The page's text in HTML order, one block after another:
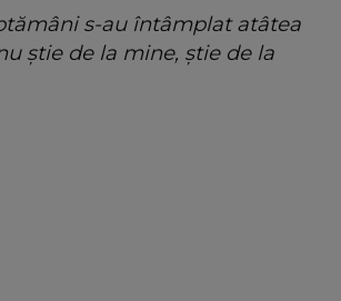
s-au întâmplat atâtea
știe de la mine, știe de la